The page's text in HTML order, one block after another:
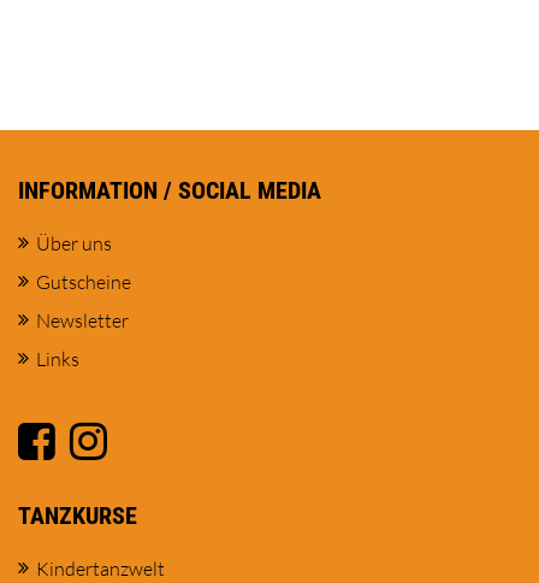
INFORMATION / SOCIAL MEDIA
Über uns
Gutscheine
Newsletter
Links
TANZKURSE
Kindertanzwelt